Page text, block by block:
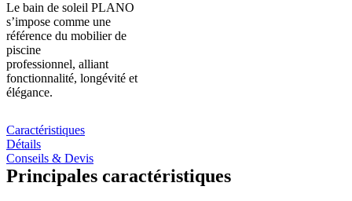
Le bain de soleil PLANO
s’impose comme une
référence du mobilier de
piscine
professionnel, alliant
fonctionnalité, longévité et
élégance.
Caractéristiques
Détails
Conseils & Devis
Principales caractéristiques